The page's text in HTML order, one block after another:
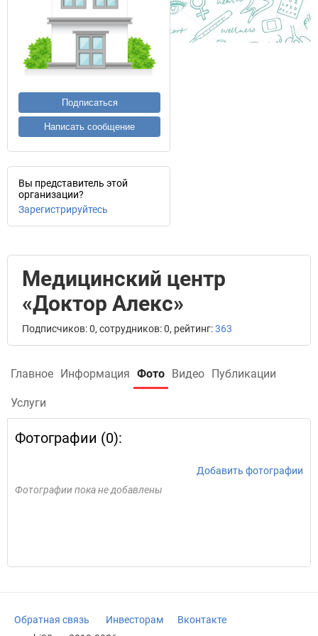
Подписаться
Написать сообщение
Вы представитель этой
организации?
Зарегистрируйтесь
Медицинский центр
«Доктор Алекс»
Подписчиков: 0, сотрудников: 0, рейтинг:363
Главное Информация Фото Видео Публикации
Услуги
Фотографии (0):
Добавить фотографии
Фотографии пока не добавлены
Обратная связь Инвесторам
Вконтакте